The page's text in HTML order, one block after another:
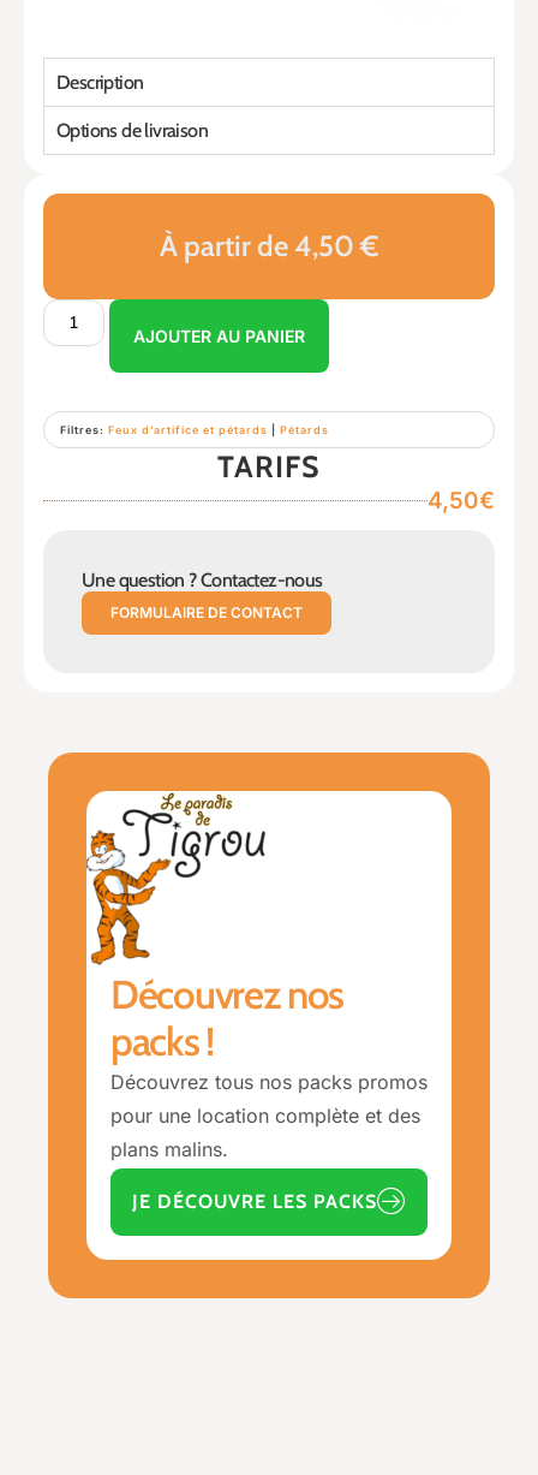
À partir de 4,50 €
AJOUTER AU PANIER
Filtres: Feux d’artifice et pétards Pétards
TARIFS
4,50€
Une question ? Contactez-nous
FORMULAIRE DE CONTACT
Description
Options de livraison
Découvrez nos
packs !
Découvrez tous nos packs promos
pour une location complète et des
plans malins.
JE DÉCOUVRE LES PACKS